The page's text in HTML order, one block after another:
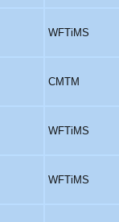
WFTiMS
CMTM
WFTiMS
WFTiMS